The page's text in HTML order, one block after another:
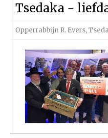
Tsedaka -
Opperrabbijn R. Evers,